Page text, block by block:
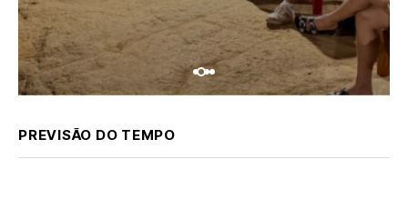
PREVISÃO DO TEMPO